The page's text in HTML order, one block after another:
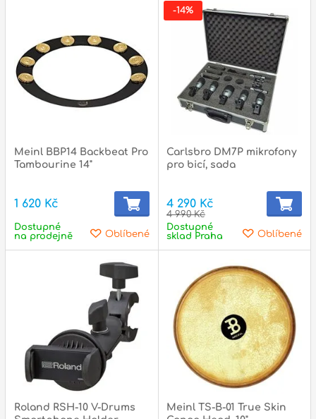
Meinl BBP14 Backbeat Pro
Tambourine 14"
1 620 Kč
Oblíbené
Dostupné
na prodejně
Carlsbro DM7P mikrofony
pro bicí, sada
4 290 Kč
4 990 Kč
Oblíbené
Dostupné
sklad Praha
-14%
Roland RSH-10 V-Drums
Meinl TS-B-01 True Skin